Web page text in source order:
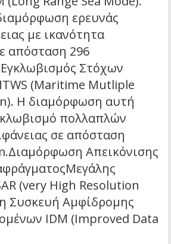
ερευνάς
με ικανότητα
απόσταση 296
Στόχων
(Maritime Mutliple
Η διαμόρφωση αυτή
πολλαπλών
σε απόσταση
Απεικόνισης
(very High Resolution
Συσκευή Αμφίδρομης
IDM (Improved Data